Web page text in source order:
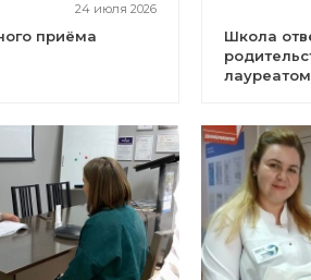
24 июля 2026
приёма
Школа